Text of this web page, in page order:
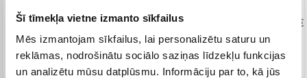
Šī tīmekļa vietne izmanto sīkfailus
Mēs izmantojam sīkfailus, lai personalizētu saturu un
reklāmas, nodrošinātu sociālo saziņas līdzekļu funkcijas
un analizētu mūsu datplūsmu. Informāciju par to, kā jūs
Produkta maiņa No 148,54 €
+ 2 + 3 gadi